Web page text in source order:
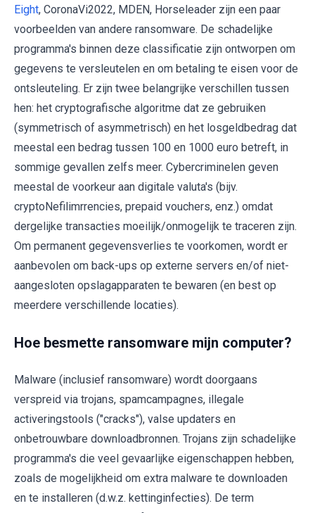
Eight, CoronaVi2022, MDEN, Horseleader zijn een paar
voorbeelden van andere ransomware. De schadelijke
programma's binnen deze classificatie zijn ontworpen om
gegevens te versleutelen en om betaling te eisen voor de
ontsleuteling. Er zijn twee belangrijke verschillen tussen
hen: het cryptografische algoritme dat ze gebruiken
(symmetrisch of asymmetrisch) en het losgeldbedrag dat
meestal een bedrag tussen 100 en 1000 euro betreft, in
sommige gevallen zelfs meer. Cybercriminelen geven
meestal de voorkeur aan digitale valuta's (bijv.
cryptoNefilimrrencies, prepaid vouchers, enz.) omdat
dergelijke transacties moeilijk/onmogelijk te traceren zijn.
Om permanent gegevensverlies te voorkomen, wordt er
aanbevolen om back-ups op externe servers en/of niet-
aangesloten opslagapparaten te bewaren (en best op
meerdere verschillende locaties).
Hoe besmette ransomware mijn computer?
Malware (inclusief ransomware) wordt doorgaans
verspreid via trojans, spamcampagnes, illegale
activeringstools ("cracks"), valse updaters en
onbetrouwbare downloadbronnen. Trojans zijn schadelijke
programma's die veel gevaarlijke eigenschappen hebben,
zoals de mogelijkheid om extra malware te downloaden
en te installeren (d.w.z. kettinginfecties). De term